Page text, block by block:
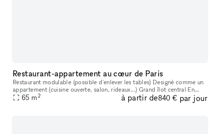
Restaurant-appartement au cœur de Paris
Restaurant modulable (possible d'enlever les tables) Designé comme un
appartement (cuisine ouverte, salon, rideaux...) Grand îlot central En
plein cœur de Paris (entre Sentier et Bonne Nouvelle) Cuis
65 m2 à partir de840 € par jour